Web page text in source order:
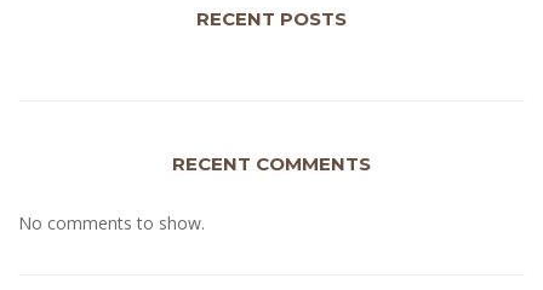
RECENT POSTS
RECENT COMMENTS
No comments to show.